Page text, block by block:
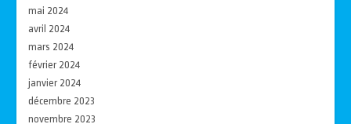
mai 2024
avril 2024
mars 2024
février 2024
janvier 2024
décembre 2023
novembre 2023